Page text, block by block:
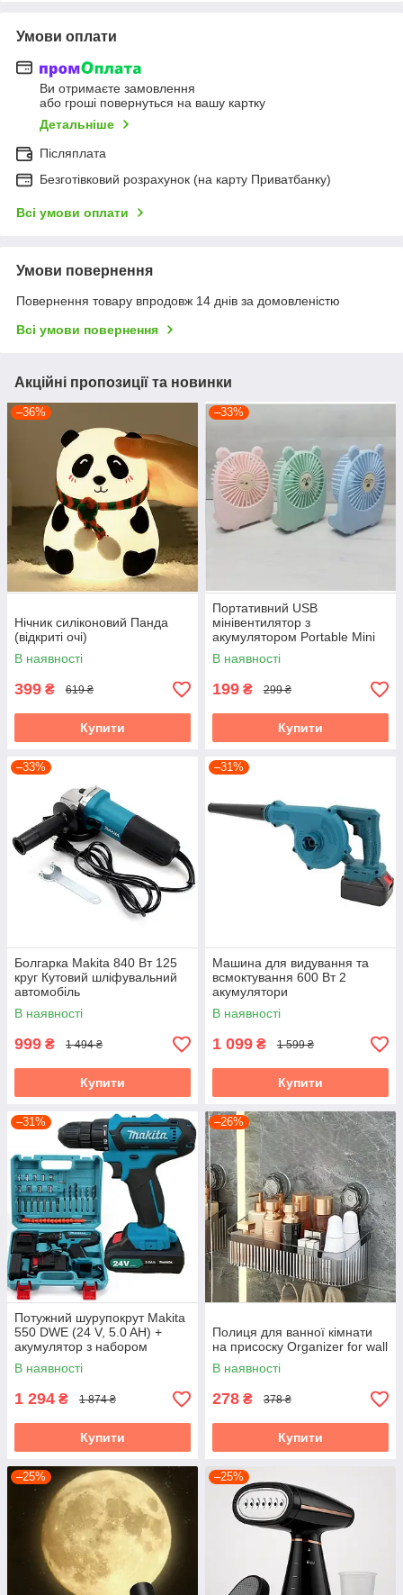
Умови оплати
Ви отримаєте замовлення
або гроші повернуться на вашу картку
Детальніше
Післяплата
Безготівковий розрахунок (на карту Приватбанку)
Всі умови оплати
Умови повернення
Повернення товару впродовж 14 днів за домовленістю
Всі умови повернення
Акційні пропозиції та новинки
–36%
Нічник силіконовий Панда
(відкриті очі)
В наявності
399 ₴ 619 ₴
Купити
–33%
Портативний USB
мінівентилятор з
акумулятором Portable Mini
Fan (настільний)
В наявності
199 ₴ 299 ₴
Купити
–33%
Болгарка Makita 840 Вт 125
круг Кутовий шліфувальний
автомобіль
В наявності
999 ₴ 1 494 ₴
Купити
–31%
Машина для видування та
всмоктування 600 Вт 2
акумулятори
В наявності
1 099 ₴ 1 599 ₴
Купити
–31%
Потужний шурупокрут Makita
550 DWE (24 V, 5.0 AH) +
акумулятор з набором
інструментів "Макіта"
В наявності
1 294 ₴ 1 874 ₴
Купити
–26%
Полиця для ванної кімнати
на присоску Organizer for wall
В наявності
278 ₴ 378 ₴
Купити
–25% –25%